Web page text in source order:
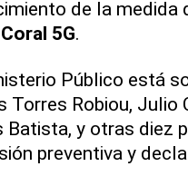
de la medida
5G.
Público está
Torres Robiou, Julio
Batista, y otras diez
preventiva y